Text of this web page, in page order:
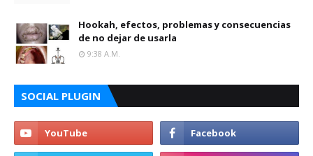
Hookah, efectos, problemas y consecuencias
de no dejar de usarla
9:38 A.m.
SOCIAL PLUGIN